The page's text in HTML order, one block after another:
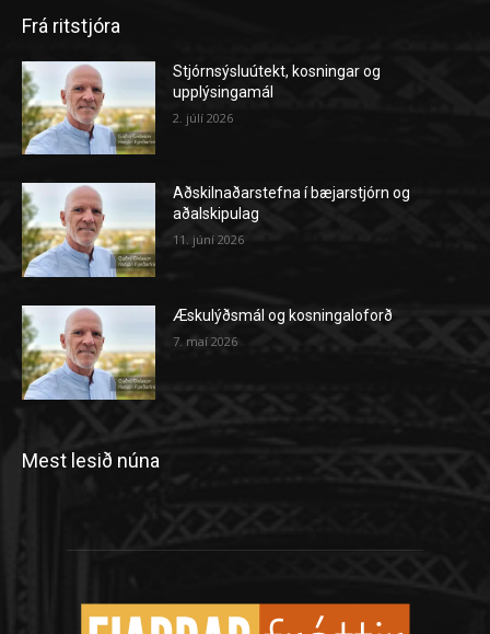
Frá ritstjóra
Stjórnsýsluútekt, kosningar og
upplýsingamál
2. júlí 2026
Aðskilnaðarstefna í bæjarstjórn og
aðalskipulag
11. júní 2026
Æskulýðsmál og kosningaloforð
7. maí 2026
Mest lesið núna